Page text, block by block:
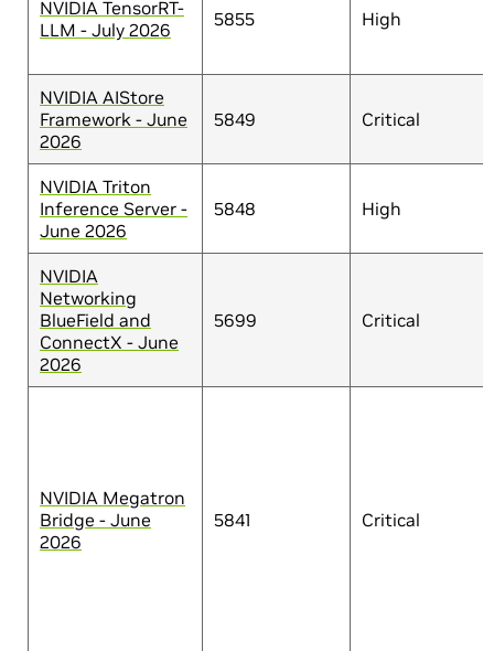
NVIDIA TensorRT-
LLM - July 2026
5855 High
NVIDIA AIStore
Framework - June
2026
5849 Critical
NVIDIA Triton
Inference Server -
June 2026
5848 High
NVIDIA
Networking
BlueField and
ConnectX - June
2026
5699 Critical
NVIDIA Megatron
Bridge - June
2026
5841 Critical